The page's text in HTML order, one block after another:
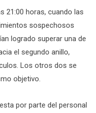
21:00 horas, cuando las
sospechosos
logrado superar una de
el segundo anillo,
Los otros dos se
objetivo.
por parte del personal